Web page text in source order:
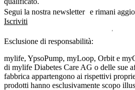
Segui la nostra newsletter e rimani
Iscriviti
Esclusione di responsabilità:
mylife, YpsoPump, myLoop, Orbit e
di mylife Diabetes Care AG o delle sue
fabbrica appartengono ai rispettivi
prodotti hanno esclusivamente scopo